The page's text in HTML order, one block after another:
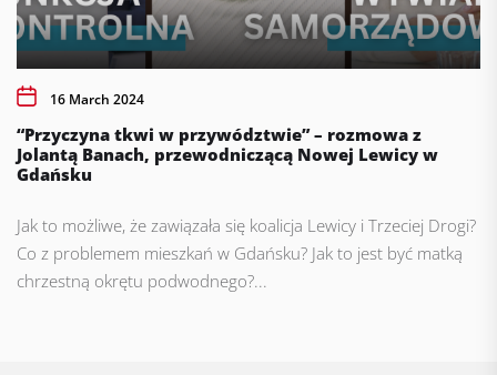
16 March 2024
“Przyczyna tkwi w przywództwie” – rozmowa z
Jolantą Banach, przewodniczącą Nowej Lewicy w
Gdańsku
Jak to możliwe, że zawiązała się koalicja Lewicy i Trzeciej Drogi?
Co z problemem mieszkań w Gdańsku? Jak to jest być matką
chrzestną okrętu podwodnego?...